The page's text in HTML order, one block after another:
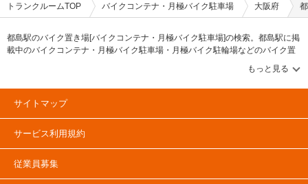
トランクルームTOP バイクコンテナ・月極バイク駐車場 大阪府
都島駅のバイク置き場[バイクコンテナ・月極バイク駐車場]の検索。都島駅に掲
載中のバイクコンテナ・月極バイク駐車場・月極バイク駐輪場などのバイク置
き場を、借りたい地域から探して、広さ・料金[賃料]・セキュリティ・24時間出
し入れ可能などの希望条件で絞込み！ご希望のバイク収納スペースを簡単に探
せる情報サイトです。大阪府の都島駅で気になるバイクコンテナを見つけた
ら、メールか電話でお問合せが可能です（無料）。
サイトマップ
サービス利用規約
従業員募集